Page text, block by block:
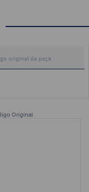
Original